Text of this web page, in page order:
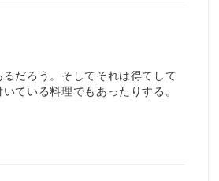
だろう。そしてそれは得てして
ている料理でもあったりする。